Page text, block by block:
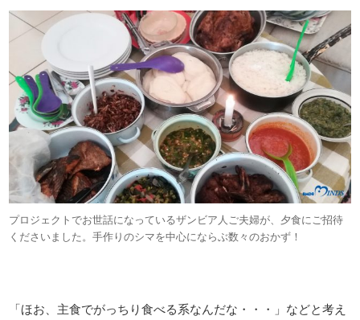
プロジェクトでお世話になっているザンビア人ご夫婦が、夕食にご招待
くださいました。手作りのシマを中心にならぶ数々のおかず！
「ほお、主食でがっちり食べる系なんだな・・・」などと考え